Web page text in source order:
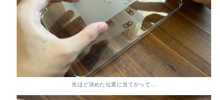
先ほど決めた位置に当てがって…